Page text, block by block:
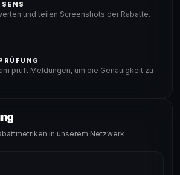
und teilen Screenshots der Rabatte.
prüft Meldungen, um die Genauigkeit zu
in unserem Netzwerk